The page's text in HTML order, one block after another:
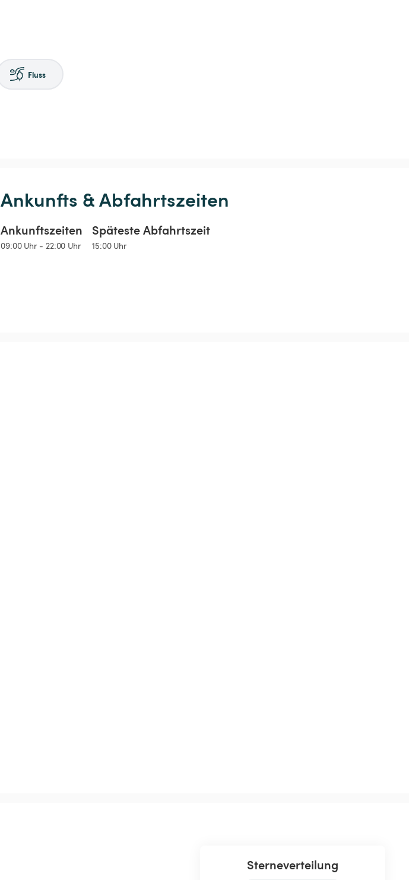
Fluss
Ankunfts & Abfahrtszeiten
Ankunftszeiten
09:00 Uhr - 22:00 Uhr
Späteste Abfahrtszeit
15:00 Uhr
Sterneverteilung